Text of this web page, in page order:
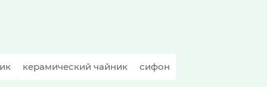
керамический чайник сифон